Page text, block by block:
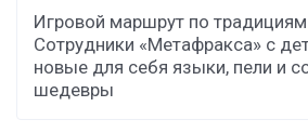
Игровой маршрут по
Сотрудники «Метафракса» с
новые для себя языки, пели и
шедевры